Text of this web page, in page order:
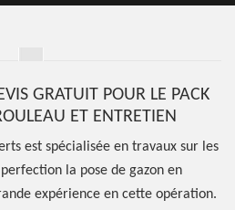
GRATUIT POUR LE PACK
ET ENTRETIEN
est spécialisée en travaux sur les
la pose de gazon en
expérience en cette opération.